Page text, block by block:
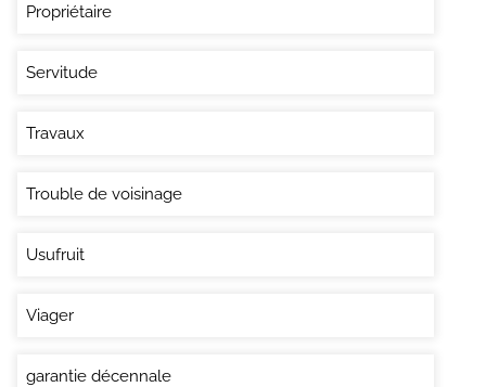
Propriétaire
Servitude
Travaux
Trouble de voisinage
Usufruit
Viager
garantie décennale